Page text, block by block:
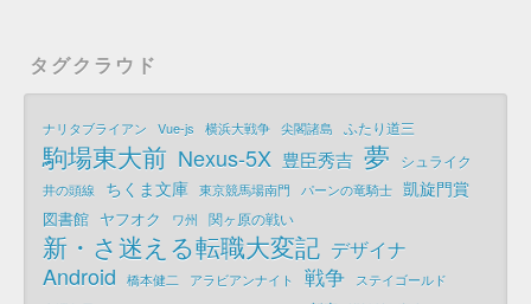
タグクラウド
ナリタブライアン Vue-js 横浜大戦争 尖閣諸島 ふたり道三
駒場東大前 Nexus-5X 豊臣秀吉 夢 シュライク
井の頭線 ちくま文庫 東京競馬場南門 パーンの竜騎士 凱旋門賞
図書館 ヤフオク ワ州 関ヶ原の戦い
新・さ迷える転職大変記 デザイナ
Android 橋本健二 アラビアンナイト 戦争
ステイゴールド